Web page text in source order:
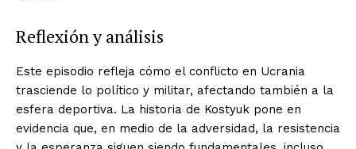
Reflexión y análisis
Este episodio refleja cómo el conflicto en Ucrania
trasciende lo político y militar, afectando también a la
esfera deportiva. La historia de Kostyuk pone en
evidencia que, en medio de la adversidad, la resistencia